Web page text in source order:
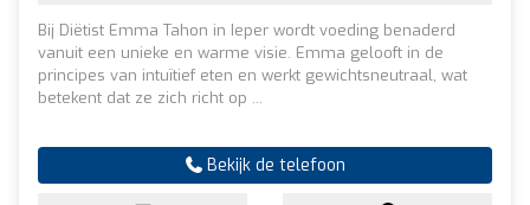
Bij Diëtist Emma Tahon in Ieper wordt voeding benaderd
vanuit een unieke en warme visie. Emma gelooft in de
principes van intuïtief eten en werkt gewichtsneutraal, wat
betekent dat ze zich richt op ...
Bekijk de telefoon